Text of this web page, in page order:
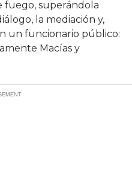
fuego, superándola
la mediación y,
un funcionario público:
Macías y